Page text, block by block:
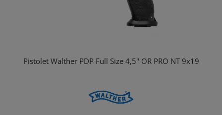
Pistolet Walther PDP Full Size 4,5" OR PRO NT 9x19